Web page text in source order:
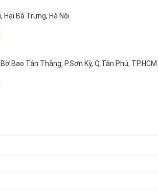
Hai Bà Trưng, Hà Nội
Bao Tân Thắng, P.Sơn Kỳ, Q.Tân Phú, TP.HCM